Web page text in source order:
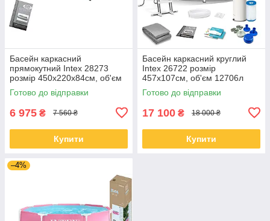
Басейн каркасний
прямокутний Intex 28273
розмір 450x220x84см, об'єм
7127л
Готово до відправки
6 975 ₴ 7 560 ₴
Купити
Басейн каркасний круглий
Intex 26722 розмір
457x107см, об'єм 12706л
(картриджний фільтр-насос,
драбина, тент, підкладка)
Готово до відправки
17 100 ₴ 18 000 ₴
Купити
–4%